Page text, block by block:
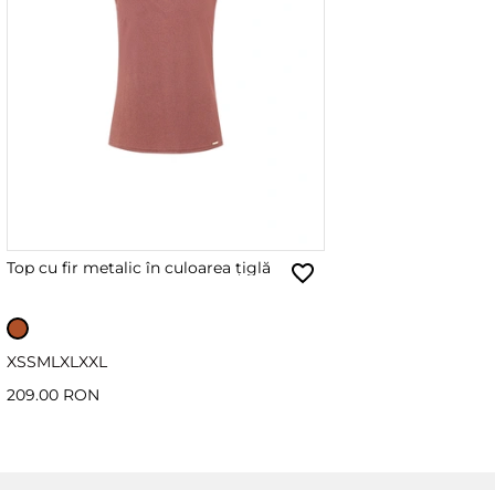
Top cu fir metalic în culoarea țiglă
XSSML XL XXL
209.00 RON